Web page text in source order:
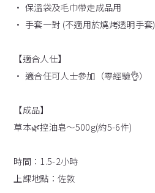
• 保溫袋及毛巾帶走成品用
• 手套一對 (不適用於燒烤透明手套)
【適合人仕】
• 適合任可人士參加（零經驗👌）
【成品】
草本🌿控油皂～500g(約5-6件)
時間：1.5-2小時
上課地點：佐敦